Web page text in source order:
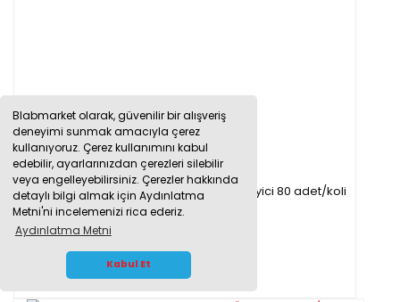
Blabmarket olarak, güvenilir bir alışveriş
deneyimi sunmak amacıyla çerez
kullanıyoruz. Çerez kullanımını kabul
edebilir, ayarlarınızdan çerezleri silebilir
veya engelleyebilirsiniz. Çerezler hakkında
detaylı bilgi almak için Aydınlatma
Metni'ni incelemenizi rica ederiz.
Aydınlatma Metni
Kabul Et
Silikajel Nem Alıcı 250g - Poşetli Küf Önleyici 80 adet/koli
7.350,00 TL
5.880,00 TL
WHATSAPP İLETİŞİM